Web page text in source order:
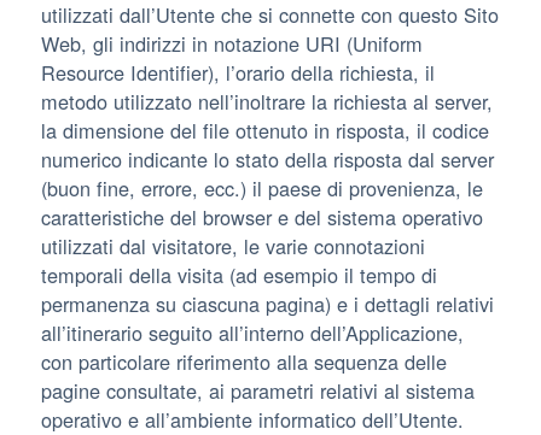
utilizzati dall’Utente che si connette con questo Sito
Web, gli indirizzi in notazione URI (Uniform
Resource Identifier), l’orario della richiesta, il
metodo utilizzato nell’inoltrare la richiesta al server,
la dimensione del file ottenuto in risposta, il codice
numerico indicante lo stato della risposta dal server
(buon fine, errore, ecc.) il paese di provenienza, le
caratteristiche del browser e del sistema operativo
utilizzati dal visitatore, le varie connotazioni
temporali della visita (ad esempio il tempo di
permanenza su ciascuna pagina) e i dettagli relativi
all’itinerario seguito all’interno dell’Applicazione,
con particolare riferimento alla sequenza delle
pagine consultate, ai parametri relativi al sistema
operativo e all’ambiente informatico dell’Utente.